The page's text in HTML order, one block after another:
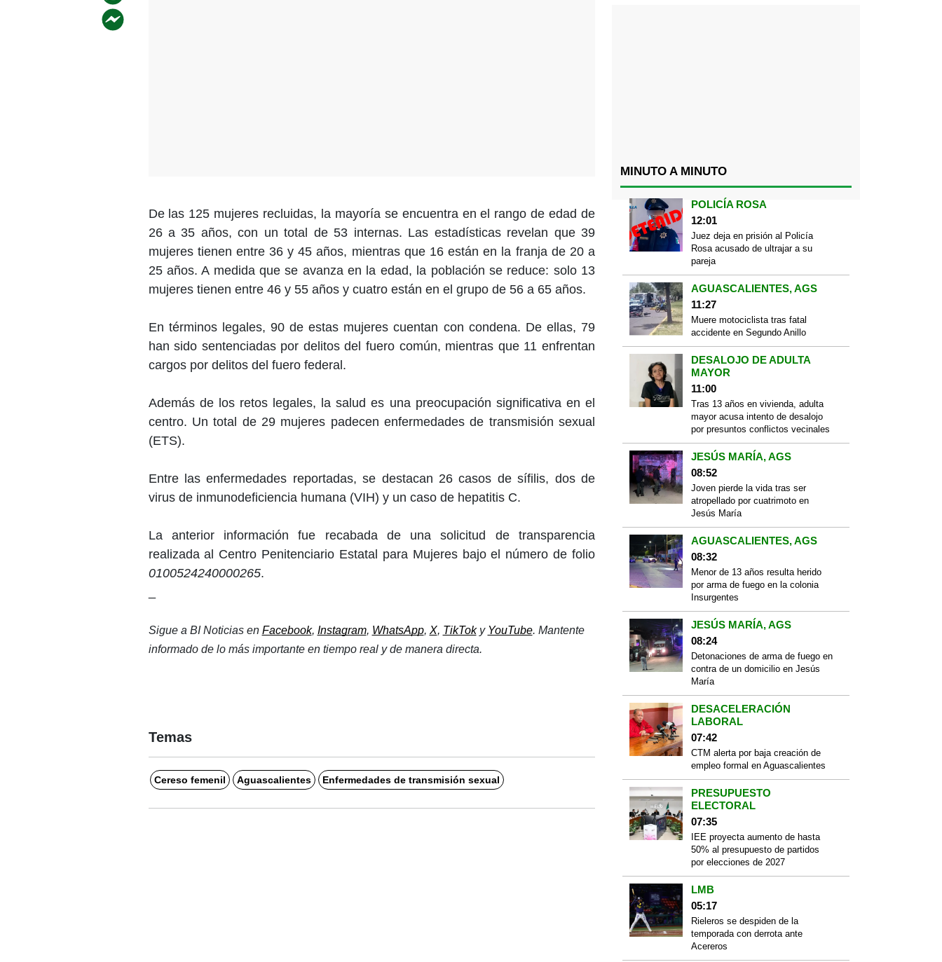
De las 125 mujeres recluidas, la mayoría se encuentra en el rango de edad de
26 a 35 años, con un total de 53 internas. Las estadísticas revelan que 39
mujeres tienen entre 36 y 45 años, mientras que 16 están en la franja de 20 a
25 años. A medida que se avanza en la edad, la población se reduce: solo 13
mujeres tienen entre 46 y 55 años y cuatro están en el grupo de 56 a 65 años.
En términos legales, 90 de estas mujeres cuentan con condena. De ellas, 79
han sido sentenciadas por delitos del fuero común, mientras que 11 enfrentan
cargos por delitos del fuero federal.
Además de los retos legales, la salud es una preocupación significativa en el
centro. Un total de 29 mujeres padecen enfermedades de transmisión sexual
(ETS).
Entre las enfermedades reportadas, se destacan 26 casos de sífilis, dos de
virus de inmunodeficiencia humana (VIH) y un caso de hepatitis C.
La anterior información fue recabada de una solicitud de transparencia
realizada al Centro Penitenciario Estatal para Mujeres bajo el número de folio
0100524240000265.
Sigue a BI Noticias en Facebook, Instagram, WhatsApp, X, TikTok y YouTube. Mantente
informado de lo más importante en tiempo real y de manera directa.
Temas
Cereso femenil Aguascalientes Enfermedades de transmisión sexual
MINUTO A MINUTO
POLICÍA ROSA
12:01
Juez deja en prisión al Policía
Rosa acusado de ultrajar a su
pareja
AGUASCALIENTES, AGS
11:27
Muere motociclista tras fatal
accidente en Segundo Anillo
DESALOJO DE ADULTA
MAYOR
11:00
Tras 13 años en vivienda, adulta
mayor acusa intento de desalojo
por presuntos conflictos vecinales
JESÚS MARÍA, AGS
08:52
Joven pierde la vida tras ser
atropellado por cuatrimoto en
Jesús María
AGUASCALIENTES, AGS
08:32
Menor de 13 años resulta herido
por arma de fuego en la colonia
Insurgentes
JESÚS MARÍA, AGS
08:24
Detonaciones de arma de fuego en
contra de un domicilio en Jesús
María
DESACELERACIÓN
LABORAL
07:42
CTM alerta por baja creación de
empleo formal en Aguascalientes
PRESUPUESTO
ELECTORAL
07:35
IEE proyecta aumento de hasta
50% al presupuesto de partidos
por elecciones de 2027
LMB
05:17
Rieleros se despiden de la
temporada con derrota ante
Acereros